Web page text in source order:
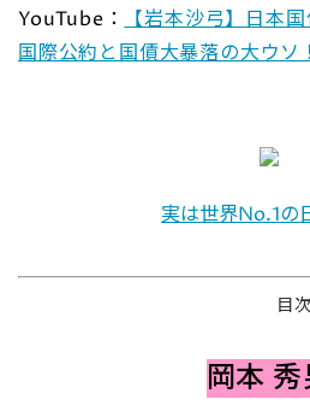
YouTube：
【岩本沙弓】日本
国際公約と国債大暴落の大ウソ！
実は世界No.1の
目
岡本 秀